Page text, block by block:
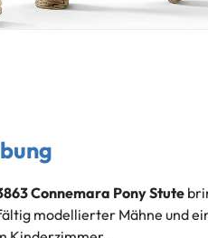
Connemara Pony Stute
modellierter Mähne und